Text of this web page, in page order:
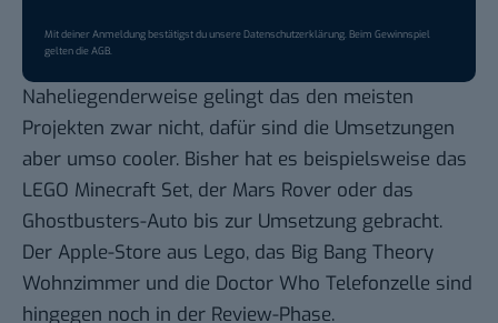
Mit deiner Anmeldung bestätigst du unsereDatenschutzerklärung. Beim Gewinnspiel
gelten dieAGB.
Naheliegenderweise gelingt das den meisten
Projekten zwar nicht, dafür sind die Umsetzungen
aber umso cooler. Bisher hat es beispielsweise das
LEGO Minecraft Set, der Mars Rover oder das
Ghostbusters-Auto bis zur Umsetzung gebracht.
Der Apple-Store aus Lego, das Big Bang Theory
Wohnzimmer und die Doctor Who Telefonzelle sind
hingegen noch in der Review-Phase.